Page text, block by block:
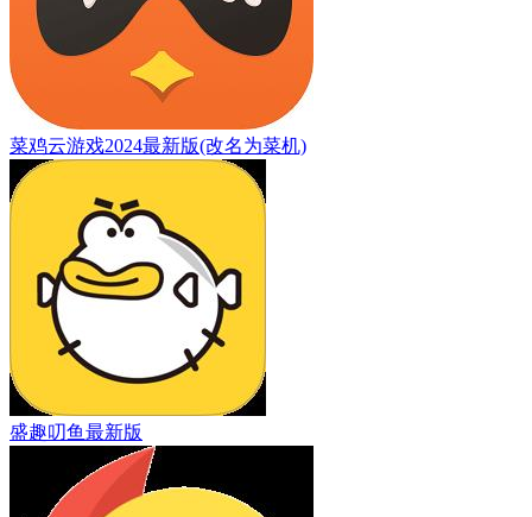
菜鸡云游戏2024最新版(改名为菜机)
盛趣叨鱼最新版